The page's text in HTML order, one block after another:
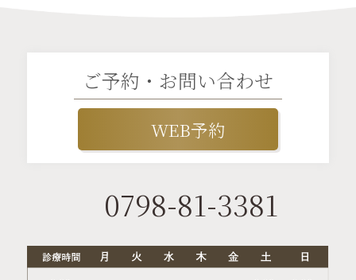
ご予約・お問い合わせ
WEB予約
0798-81-3381